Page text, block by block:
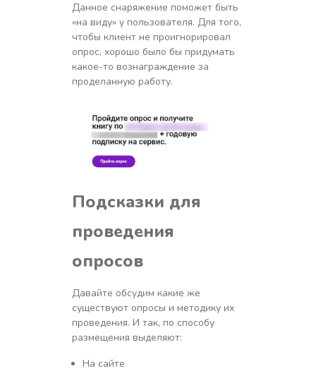
Данное снаряжение поможет быть
«на виду» у пользователя. Для того,
чтобы клиент не проигнорировал
опрос, хорошо было бы придумать
какое-то вознаграждение за
проделанную работу.
Подсказки для
проведения
опросов
Давайте обсудим какие же
существуют опросы и методику их
проведения. И так, по способу
размещения выделяют:
На сайте